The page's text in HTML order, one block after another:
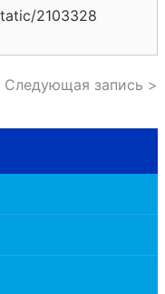
2103328
Следующая запись >